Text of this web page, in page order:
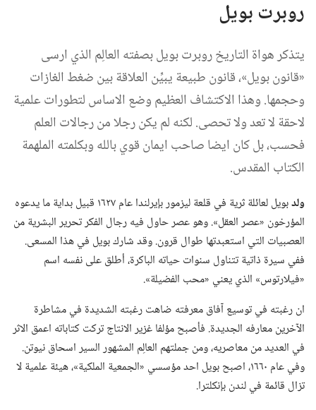
روبرت بويل
يتذكر هواة التاريخ روبرت بويل بصفته العالِم الذي ارسى
«قانون بويل»،‏ قانون طبيعة يبيِّن العلاقة بين ضغط الغازات
وحجمها.‏ وهذا الاكتشاف العظيم وضع الاساس لتطورات علمية
لاحقة لا تعد ولا تحصى.‏ لكنه لم يكن رجلا من رجالات العلم
فحسب،‏ بل كان ايضا صاحب ايمان قوي بالله وبكلمته الملهمة
الكتاب المقدس.‏
ولد
بويل لعائلة ثرية في قلعة ليزمور بإيرلندا عام ١٦٢٧ قبيل بداية ما يدعوه
المؤرخون «عصر العقل».‏ وهو عصر حاول فيه رجال الفكر تحرير البشرية من
العصبيات التي استعبدتها طوال قرون.‏ وقد شارك بويل في هذا المسعى.‏
ففي سيرة ذاتية تتناول سنوات حياته الباكرة،‏ أطلق على نفسه اسم
«فيلارتوس» الذي يعني «محب الفضيلة».‏
ان رغبته في توسيع آفاق معرفته ضاهت رغبته الشديدة في مشاطرة
الآخرين معارفه الجديدة.‏ فأصبح مؤلفا غزير الانتاج تركت كتاباته اعمق الاثر
في العديد من معاصريه،‏ ومن جملتهم العالِم المشهور السير اسحاق نيوتن.‏
وفي عام ١٦٦٠،‏ اصبح بويل احد مؤسسي «الجمعية الملكية»،‏ هيئة علمية لا
تزال قائمة في لندن بإنكلترا.‏